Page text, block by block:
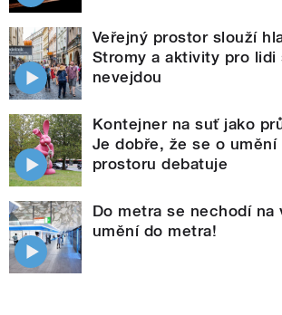
Veřejný prostor slouží
Stromy a aktivity pro lidi
nevejdou
Kontejner na suť jako
Je dobře, že se o umění
prostoru debatuje
Do metra se nechodí na
umění do metra!